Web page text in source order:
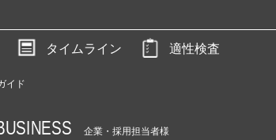
タイムライン 適性検査
イド
企業・採用担当者様